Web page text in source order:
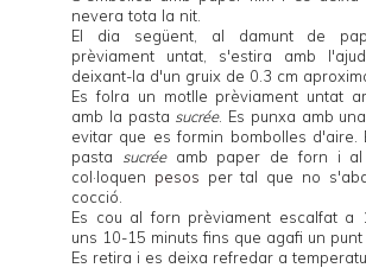
nevera tota la nit.
El dia següent, al damunt de
prèviament untat, s'estira amb
deixant-la d'un gruix de 0.3 cm
Es folra un motlle prèviament untat
amb la pasta sucrée. Es punxa amb
evitar que es formin bombolles d'aire.
pasta sucréeamb paper de forn i al
col·loquen pesos per tal que no
cocció.
Es cou al forn prèviament escalfat a
uns 10-15 minuts fins que agafi un punt
Es retira i es deixa refredar a